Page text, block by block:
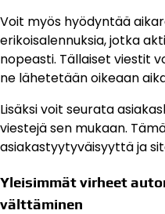
Voit myös hyödyntää
erikoisalennuksia, jotka
nopeasti. Tällaiset viestit
ne lähetetään oikeaan
Lisäksi voit seurata
viestejä sen mukaan.
asiakastyytyväisyyttä ja
Yleisimmät virheet
välttäminen